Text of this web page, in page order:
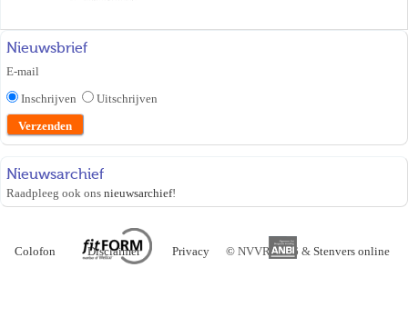
Nieuwsbrief
E-mail
Inschrijven
Uitschrijven
Nieuwsarchief
Raadpleeg ook ons nieuwsarchief!
© NVVR 2026 & Stenvers online
Colofon Disclaimer Privacy